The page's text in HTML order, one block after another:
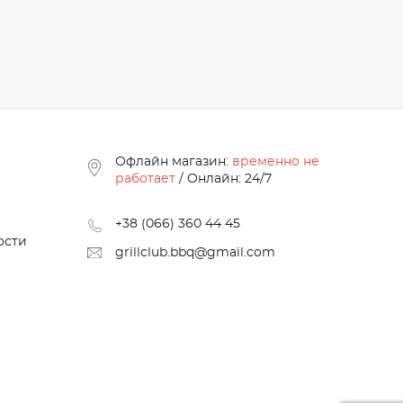
Офлайн магазин: временно не
работает / Онлайн: 24/7
+38 (066) 360 44 45
grillclub.bbq@gmail.com